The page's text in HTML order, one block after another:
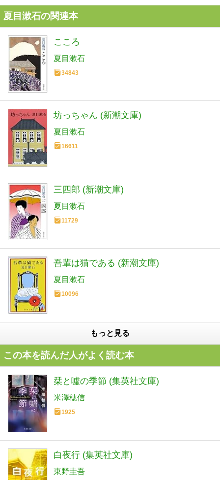
夏目漱石の関連本
こころ
夏目漱石
34843
坊っちゃん (新潮文庫)
夏目漱石
16611
三四郎 (新潮文庫)
夏目漱石
11729
吾輩は猫である (新潮文庫)
夏目漱石
10096
もっと見る
この本を読んだ人がよく読む本
栞と噓の季節 (集英社文庫)
米澤穂信
1925
白夜行 (集英社文庫)
東野圭吾